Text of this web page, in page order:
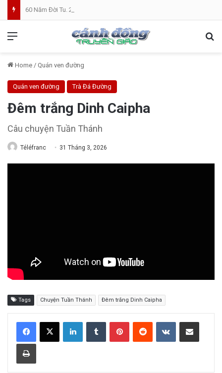
Home / Quán ven đường
Quán ven đường Trà Đá Đường
Đêm trắng Dinh Caipha
Câu chuyện Tuần Thánh
Téléfranc 31 Tháng 3, 2026
Tags Chuyện Tuần Thánh Đêm trắng Dinh Caipha